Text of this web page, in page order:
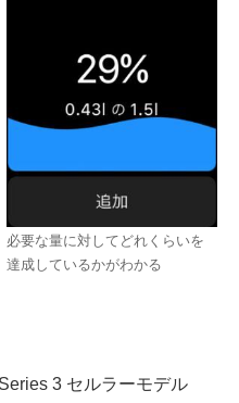
必要な量に対してどれくらいを
達成しているかがわかる
3 セルラーモデル